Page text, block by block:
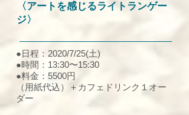
〈アートを感じるライトランゲー
ジ〉
●日程：2020/7/25(土)
●時間：13:30〜15:30
●料金：5500円
（用紙代込）＋カフェドリンク１オー
ダー